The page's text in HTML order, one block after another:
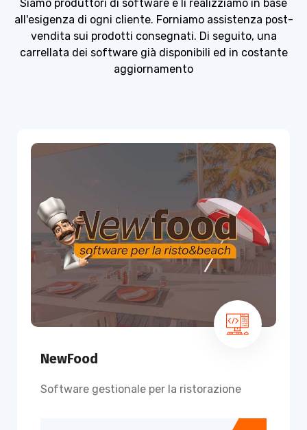
Siamo produttori di software e li realizziamo in base
all'esigenza di ogni cliente. Forniamo assistenza post-
vendita sui prodotti consegnati. Di seguito, una
carrellata dei software già disponibili ed in costante
aggiornamento
NewFood
Software gestionale per la ristorazione